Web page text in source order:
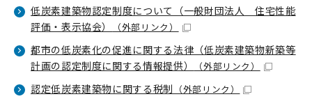
低炭素建築物認定制度について（一般財団法人 住宅性能
評価・表示協会）
（外部リンク）
都市の低炭素化の促進に関する法律（低炭素建築物新築等
計画の認定制度に関する情報提供）
（外部リンク）
認定低炭素建築物に関する税制 （外部リンク）